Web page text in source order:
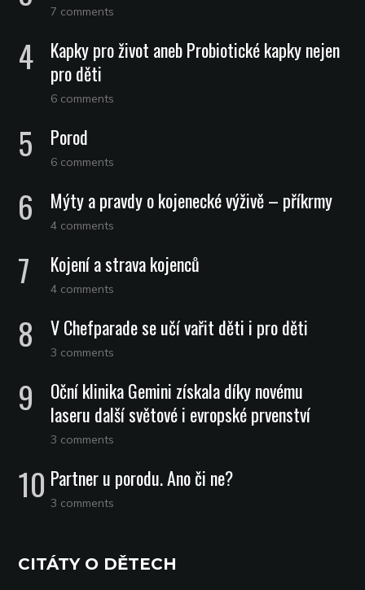
7 comments
Kapky pro život aneb Probiotické kapky nejen
pro děti
6 comments
Porod
6 comments
Mýty a pravdy o kojenecké výživě – příkrmy
4 comments
Kojení a strava kojenců
4 comments
V Chefparade se učí vařit děti i pro děti
3 comments
Oční klinika Gemini získala díky novému
laseru další světové i evropské prvenství
3 comments
Partner u porodu. Ano či ne?
3 comments
CITÁTY O DĚTECH